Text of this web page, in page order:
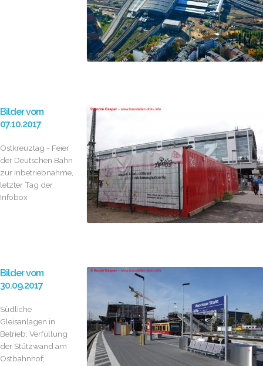
Bilder vom
07.10.2017
Ostkreuztag - Feier
der Deutschen Bahn
zur Inbetriebnahme,
letzter Tag der
Infobox
Bilder vom
30.09.2017
Südliche
Gleisanlagen in
Betrieb; Verfüllung
der Stützwand am
Ostbahnhof;